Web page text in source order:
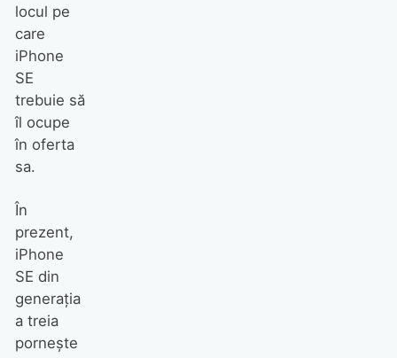
locul pe
care
iPhone
SE
trebuie să
îl ocupe
în oferta
sa.
În
prezent,
iPhone
SE din
generația
a treia
pornește